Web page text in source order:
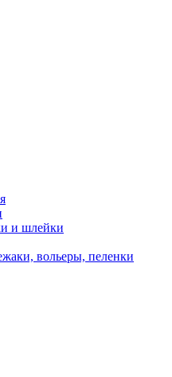
и шлейки
вольеры, пеленки